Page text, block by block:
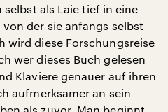
selbst als Laie tief in eine
der sie anfangs selbst
wird diese Forschungsreise
wer dieses Buch gelesen
Klaviere genauer auf ihren
aufmerksamer an sein